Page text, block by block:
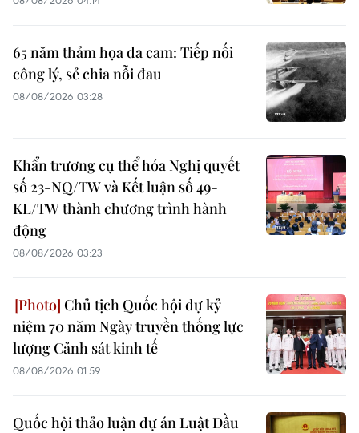
65 năm thảm họa da cam: Tiếp nối
công lý, sẻ chia nỗi đau
08/08/2026 03:28
Khẩn trương cụ thể hóa Nghị quyết
số 23-NQ/TW và Kết luận số 49-
KL/TW thành chương trình hành
động
08/08/2026 03:23
Chủ tịch Quốc hội dự kỷ
niệm 70 năm Ngày truyền thống lực
lượng Cảnh sát kinh tế
08/08/2026 01:59
Quốc hội thảo luận dự án Luật Dầu